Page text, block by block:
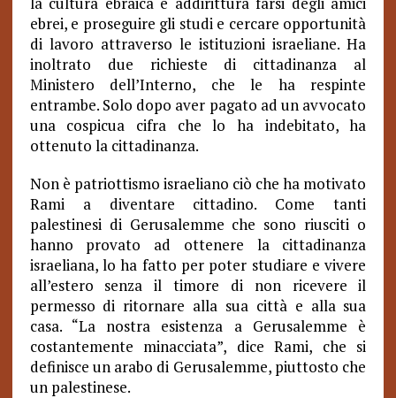
ebrei, e proseguire gli studi e cercare opportunità
di lavoro attraverso le istituzioni israeliane. Ha
inoltrato due richieste di cittadinanza al
Ministero dell’Interno, che le ha respinte
entrambe. Solo dopo aver pagato ad un avvocato
una cospicua cifra che lo ha indebitato, ha
ottenuto la cittadinanza.
Non è patriottismo israeliano ciò che ha motivato
Rami a diventare cittadino. Come tanti
palestinesi di Gerusalemme che sono riusciti o
hanno provato ad ottenere la cittadinanza
israeliana, lo ha fatto per poter studiare e vivere
all’estero senza il timore di non ricevere il
permesso di ritornare alla sua città e alla sua
casa. “La nostra esistenza a Gerusalemme è
costantemente minacciata”, dice Rami, che si
definisce un arabo di Gerusalemme, piuttosto che
un palestinese.